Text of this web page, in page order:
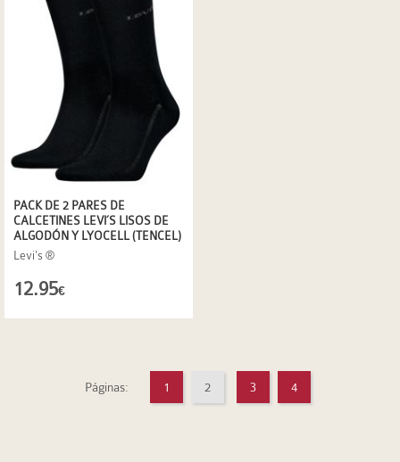
PACK DE 2 PARES DE
CALCETINES LEVI´S LISOS DE
ALGODÓN Y LYOCELL (TENCEL)
Levi's ®
12.95€
Páginas: 1 2 3 4